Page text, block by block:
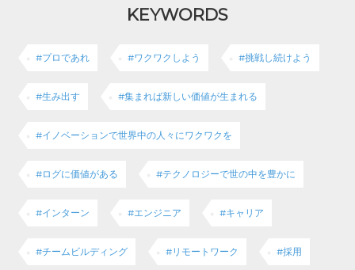
KEYWORDS
#プロであれ #ワクワクしよう #挑戦し続けよう
#生み出す #集まれば新しい価値が生まれる
#イノベーションで世界中の人々にワクワクを
#ログに価値がある #テクノロジーで世の中を豊かに
#インターン #エンジニア #キャリア
#チームビルディング #リモートワーク #採用